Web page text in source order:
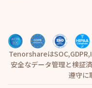
Tenorshareは
安全なデータ管理と検証
遵守に